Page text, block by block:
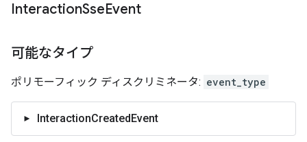
InteractionSseEvent
可能なタイプ
ポリモーフィック ディスクリミネータ: event_type
InteractionCreatedEvent